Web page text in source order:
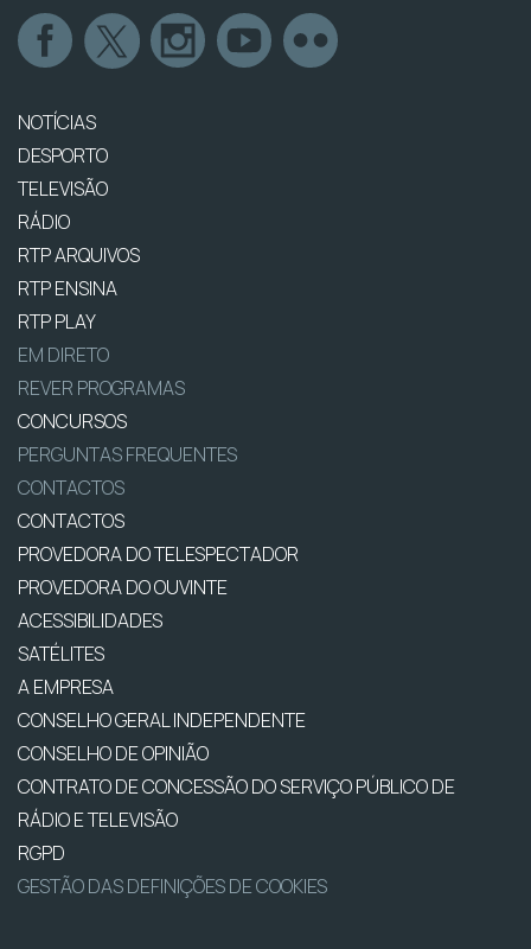
NOTÍCIAS
DESPORTO
TELEVISÃO
RÁDIO
RTP ARQUIVOS
RTP ENSINA
RTP PLAY
EM DIRETO
REVER PROGRAMAS
CONCURSOS
PERGUNTAS FREQUENTES
CONTACTOS
CONTACTOS
PROVEDORA DO TELESPECTADOR
PROVEDORA DO OUVINTE
ACESSIBILIDADES
SATÉLITES
A EMPRESA
CONSELHO GERAL INDEPENDENTE
CONSELHO DE OPINIÃO
CONTRATO DE CONCESSÃO DO SERVIÇO PÚBLICO DE
RÁDIO E TELEVISÃO
RGPD
GESTÃO DAS DEFINIÇÕES DE COOKIES